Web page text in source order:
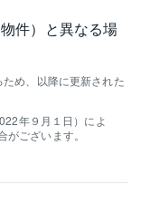
件）と異なる場
め、以降に更新された
年９月１日）によ
ございます。